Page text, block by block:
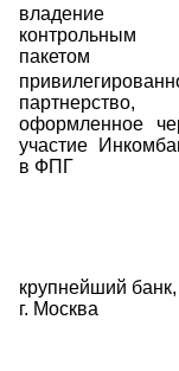
владение
контрольным
пакетом
партнерство,
оформленное
участие
в ФПГ
крупнейший банк,
г. Москва